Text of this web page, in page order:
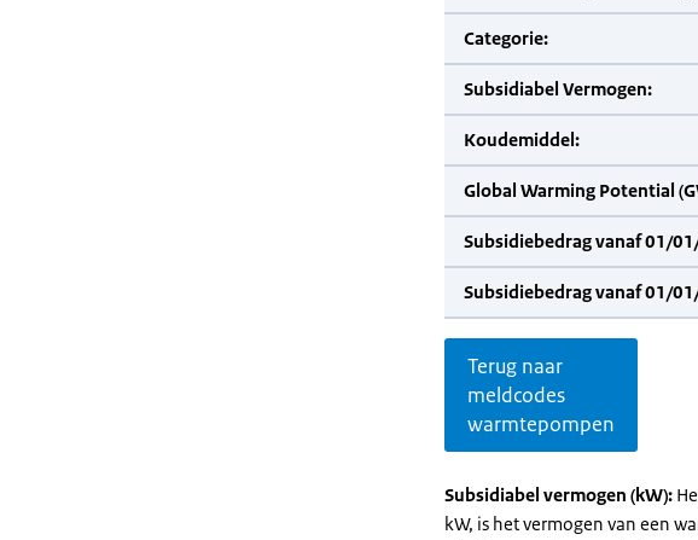
Categorie:
Subsidiabel Vermogen:
Koudemiddel:
Global Warming Potential
Subsidiebedrag vanaf 01/
Subsidiebedrag vanaf 01/
Terug naar
meldcodes
warmtepompen
Subsidiabel vermogen (kW):
kW, is het vermogen van een